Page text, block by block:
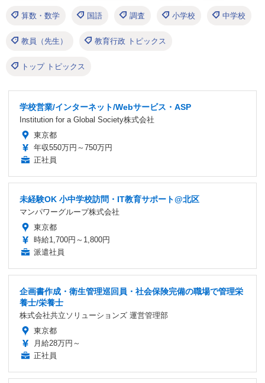
算数・数学 国語 調査 小学校 中学校
教員（先生） 教育行政 トピックス
トップ トピックス
学校営業/インターネット/Webサービス・ASP
Institution for a Global Society株式会社
東京都
年収550万円～750万円
正社員
未経験OK 小中学校訪問・IT教育サポート@北区
マンパワーグループ株式会社
東京都
時給1,700円～1,800円
派遣社員
企画書作成・衛生管理巡回員・社会保険完備の職場で管理栄
養士/栄養士
株式会社共立ソリューションズ 運営管理部
東京都
月給28万円～
正社員